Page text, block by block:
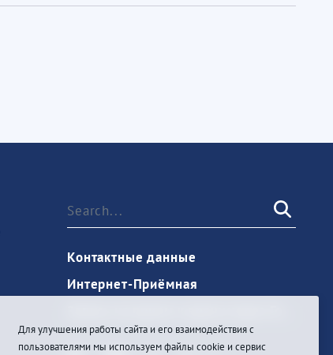
Контактные данные
Интернет-Приёмная
Для улучшения работы сайта и его взаимодействия с
пользователями мы используем файлы cookie и сервис